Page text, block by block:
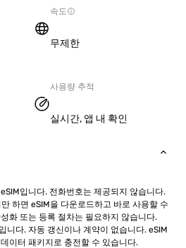
속도
무제한
사용량 추적
실시간, 앱 내 확인
입니다. 전화번호는 제공되지 않습니다.
하면 eSIM을 다운로드하고 바로 사용할 수
화 또는 등록 절차는 필요하지 않습니다.
니다. 자동 갱신이나 계약이 없습니다. eSIM
이터 패키지로 충전할 수 있습니다.